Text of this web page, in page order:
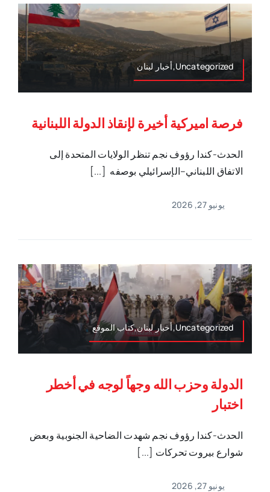
Uncategorized,أخبار لبنان
فرصة اميركية أخيرة لإنقاذ الدولة اللبنانية
الحدث-كندا رؤوف نجم تنظر الولايات المتحدة إلى
الاتفاق اللبناني–الإسرائيلي بوصفه [...]
يونيو 27, 2026
Uncategorized,أخبار لبنان,كتاب الموقع
الدولة وحزب الله وجهاً لوجه في أخطر
اختبار
الحدث-كندا رؤوف نجم شهدت الضاحية الجنوبية وبعض
شوارع بيروت تحركات [...]
يونيو 27, 2026